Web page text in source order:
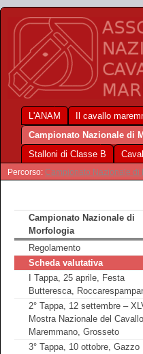
L'ANAM Il cavallo
Campionato Nazionale di
Stalloni di Classe B
Percorso: Campionato Nazionale di
Campionato Nazionale di
Morfologia
Regolamento
Scheda valutativa
I Tappa, 25 aprile, Festa
Butteresca,
2° Tappa, 12 settembre –
Mostra Nazionale del Cavallo
Maremmano, Grosseto
3° Tappa, 10 ottobre, Gazzo